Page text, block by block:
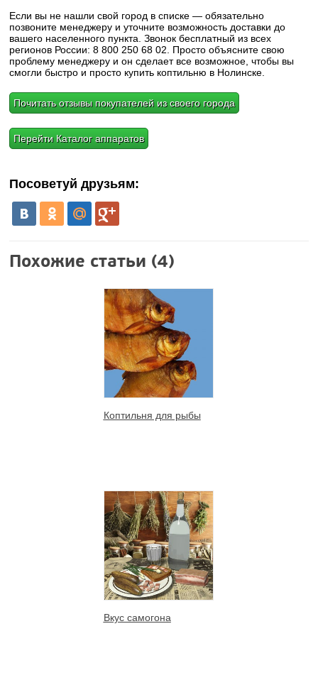
Если вы не нашли свой город в списке — обязательно
позвоните менеджеру и уточните возможность доставки до
вашего населенного пункта. Звонок бесплатный из всех
регионов России: 8 800 250 68 02. Просто объясните свою
проблему менеджеру и он сделает все возможное, чтобы вы
смогли быстро и просто купить коптильню в Нолинске.
Почитать отзывы покупателей из своего города
Перейти Каталог аппаратов
Посоветуй друзьям:
Похожие статьи (4)
Коптильня для рыбы
Вкус самогона